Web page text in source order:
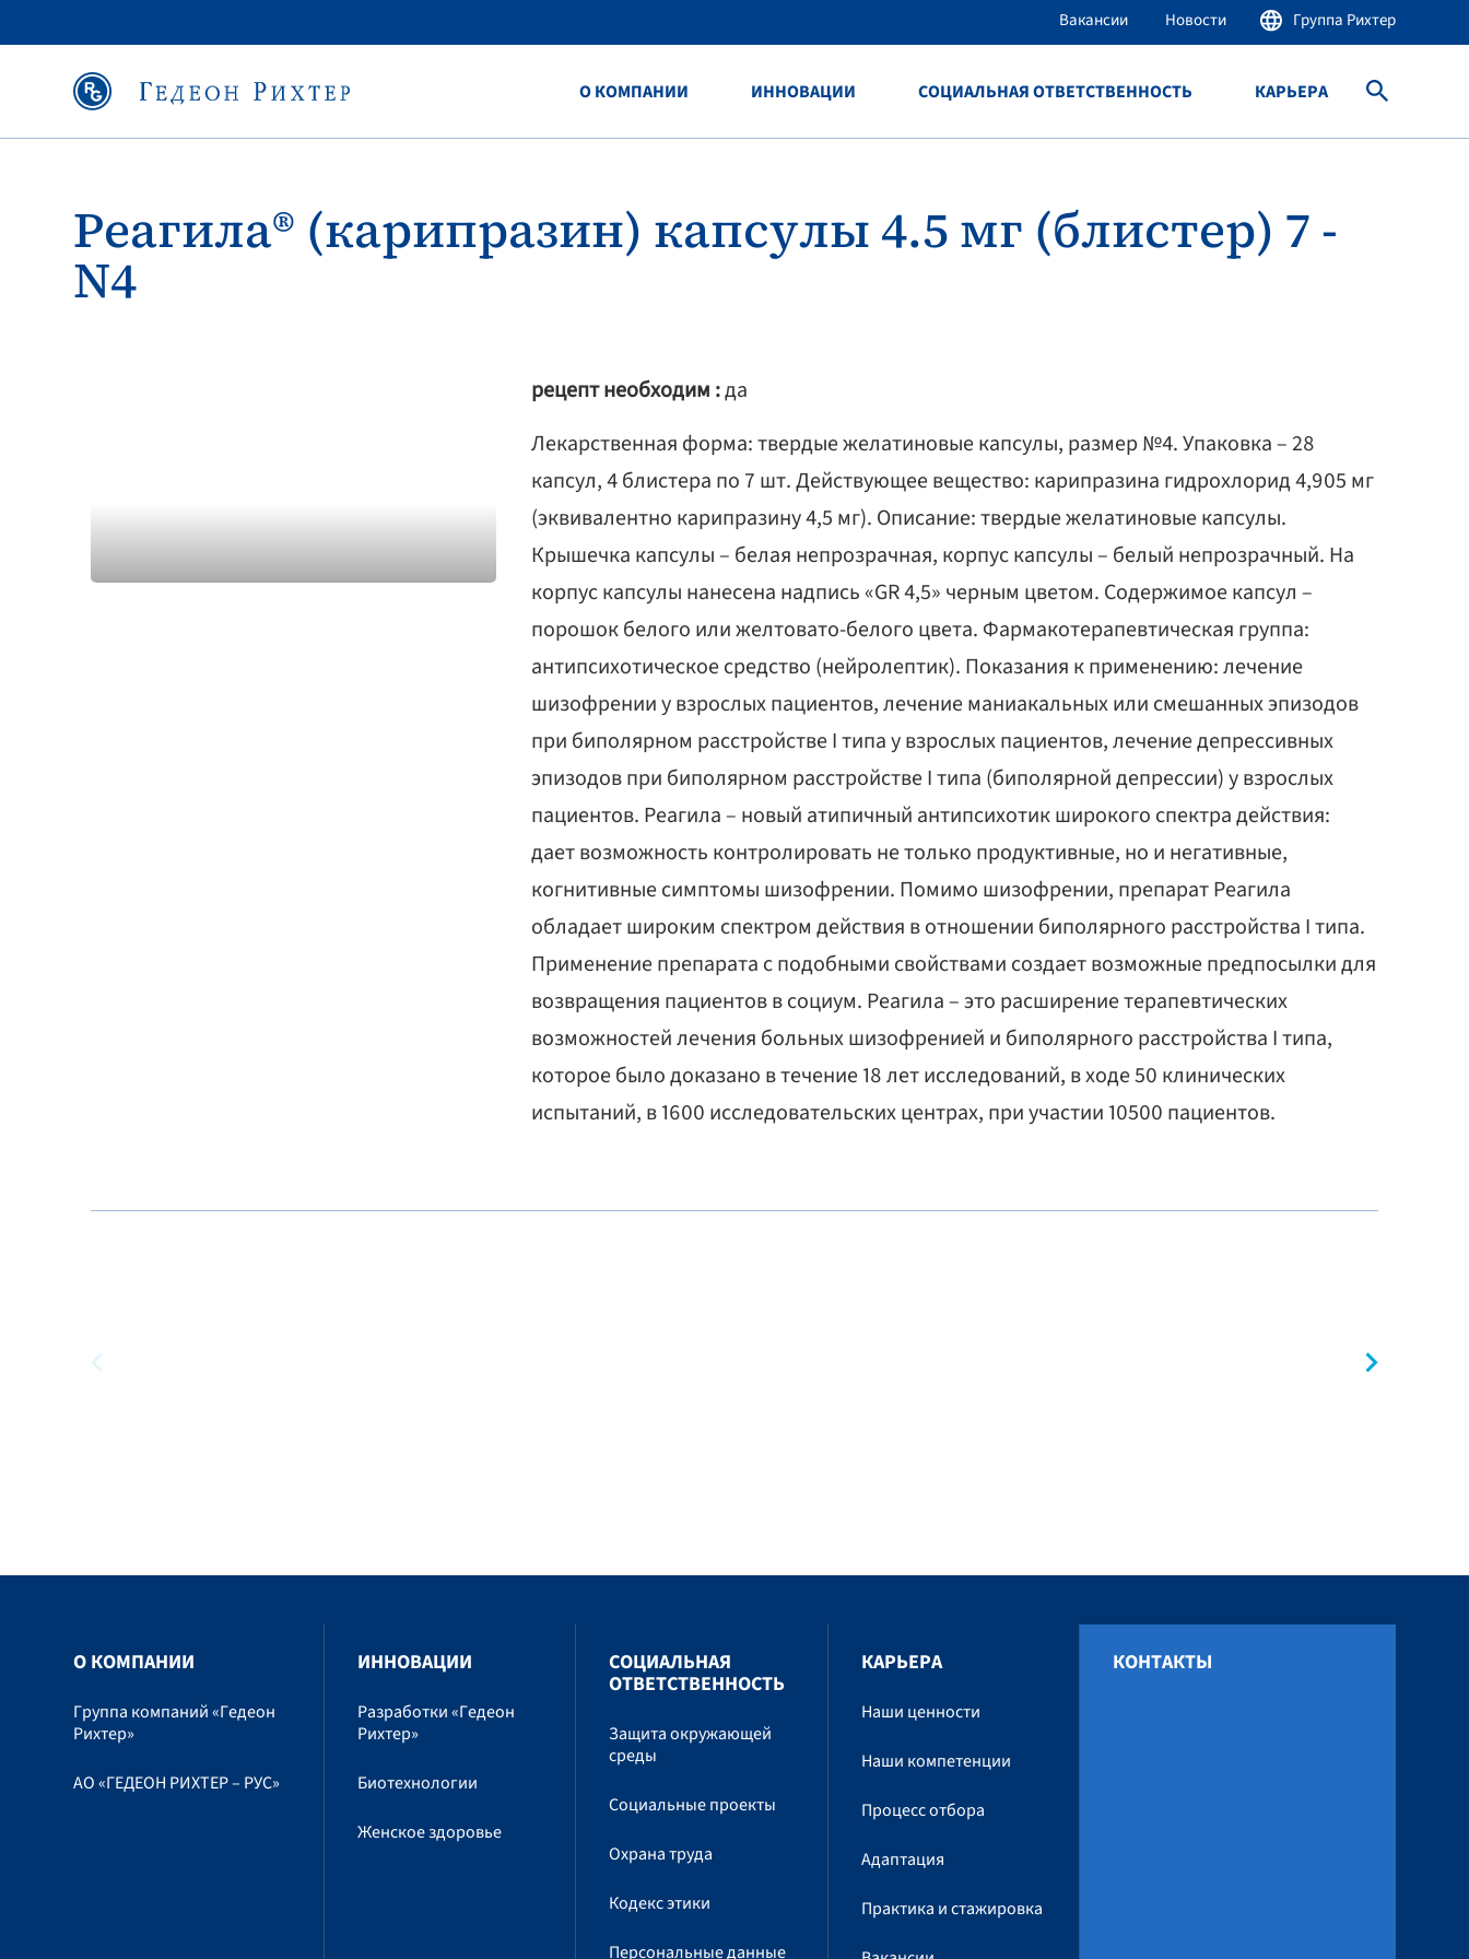
Вакансии Новости Группа Рихтер
O КОМПАНИИ ИННОВАЦИИ СОЦИАЛЬНАЯ ОТВЕТСТВЕННОСТЬ КАРЬЕРА
Реагила® (карипразин) капсулы 4.5 мг (блистер) 7 -
N4
рецепт необходим :да
Лекарственная форма: твердые желатиновые капсулы, размер №4. Упаковка – 28
капсул, 4 блистера по 7 шт. Действующее вещество: карипразина гидрохлорид 4,905 мг
(эквивалентно карипразину 4,5 мг). Описание: твердые желатиновые капсулы.
Крышечка капсулы – белая непрозрачная, корпус капсулы – белый непрозрачный. На
корпус капсулы нанесена надпись «GR 4,5» черным цветом. Содержимое капсул –
порошок белого или желтовато-белого цвета. Фармакотерапевтическая группа:
антипсихотическое средство (нейролептик). Показания к применению: лечение
шизофрении у взрослых пациентов, лечение маниакальных или смешанных эпизодов
при биполярном расстройстве I типа у взрослых пациентов, лечение депрессивных
эпизодов при биполярном расстройстве I типа (биполярной депрессии) у взрослых
пациентов. Реагила – новый атипичный антипсихотик широкого спектра действия:
дает возможность контролировать не только продуктивные, но и негативные,
когнитивные симптомы шизофрении. Помимо шизофрении, препарат Реагила
обладает широким спектром действия в отношении биполярного расстройства I типа.
Применение препарата с подобными свойствами создает возможные предпосылки для
возвращения пациентов в социум. Реагила – это расширение терапевтических
возможностей лечения больных шизофренией и биполярного расстройства I типа,
которое было доказано в течение 18 лет исследований, в ходе 50 клинических
испытаний, в 1600 исследовательских центрах, при участии 10500 пациентов.
O КОМПАНИИ
Группа компаний «Гедеон
Рихтер»
АО «ГЕДЕОН РИХТЕР – РУС»
ИННОВАЦИИ
Разработки «Гедеон
Рихтер»
Биотехнологии
Женское здоровье
СОЦИАЛЬНАЯ
ОТВЕТСТВЕННОСТЬ
Защита окружающей
среды
Социальные проекты
Охрана труда
Кодекс этики
Персональные данные
КАРЬЕРА
Наши ценности
Наши компетенции
Процесс отбора
Адаптация
Практика и стажировка
КОНТАКТЫ